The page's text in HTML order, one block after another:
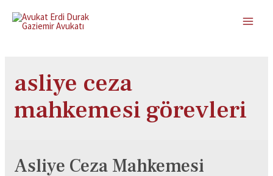
asliye ceza
mahkemesi görevleri
Asliye Ceza Mahkemesi